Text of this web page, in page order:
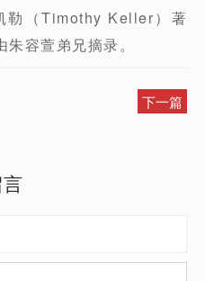
勒（Timothy Keller）著
容萱弟兄摘录。
下一篇